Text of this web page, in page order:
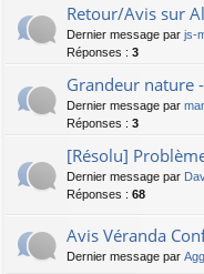
Retour/Avis sur
Dernier message par js-
Réponses : 3
Grandeur nature
Dernier message par
Réponses : 3
[Résolu]
Dernier message par
Réponses : 68
Avis Véranda
Dernier message par